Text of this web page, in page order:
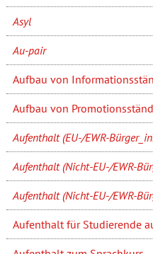
Asyl
Au-pair
Aufbau von
Aufbau von
Aufenthalt (EU-/EWR-
Aufenthalt (Nicht-EU-/EWR-
Aufenthalt (Nicht-EU-/EWR-
Aufenthalt für Studierende